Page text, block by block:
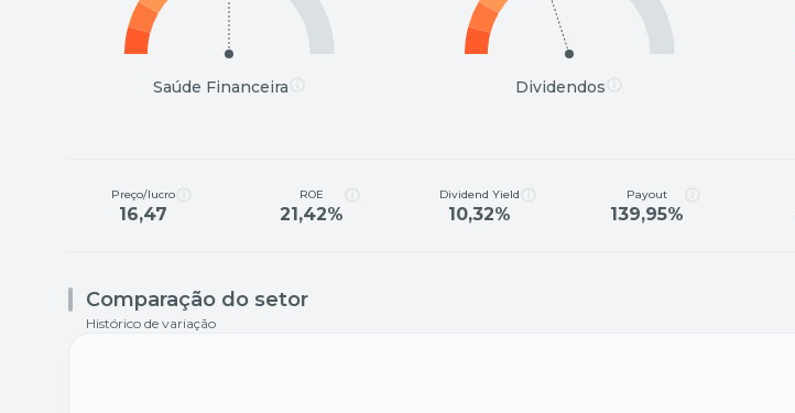
Saúde Financeira Dividendos
Preço/lucro
16,47
ROE
21,42%
Dividend Yield
10,32%
Payout
139,95%
Comparação do setor
Histórico de variação